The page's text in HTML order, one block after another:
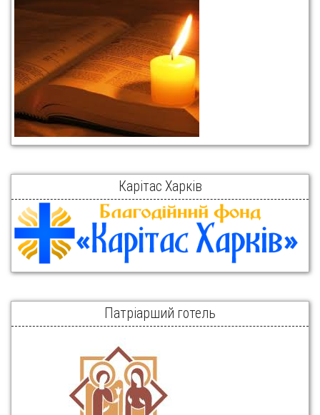
Карітас Харків
Патріарший готель